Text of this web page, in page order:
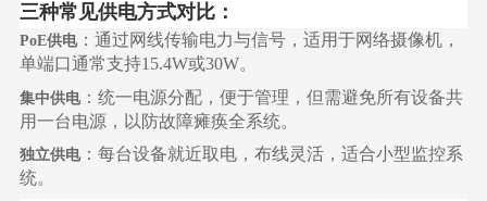
三种常见供电方式对比：
PoE供电‌：通过网线传输电力与信号，适用于网络摄像机，
单端口通常支持15.4W或30W。
集中供电‌：统一电源分配，便于管理，但需避免所有设备共
用一台电源，以防故障瘫痪全系统。
独立供电‌：每台设备就近取电，布线灵活，适合小型监控系
统。